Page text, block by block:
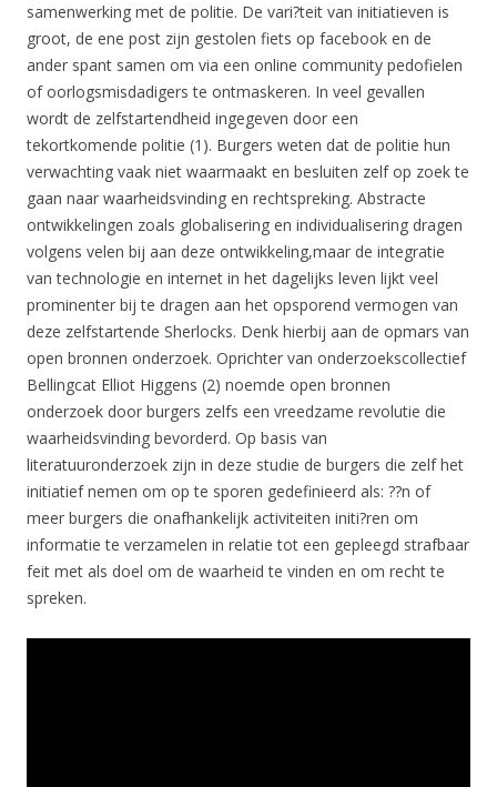
samenwerking met de politie. De vari?teit van initiatieven is
groot, de ene post zijn gestolen fiets op facebook en de
ander spant samen om via een online community pedofielen
of oorlogsmisdadigers te ontmaskeren. In veel gevallen
wordt de zelfstartendheid ingegeven door een
tekortkomende politie (1). Burgers weten dat de politie hun
verwachting vaak niet waarmaakt en besluiten zelf op zoek te
gaan naar waarheidsvinding en rechtspreking. Abstracte
ontwikkelingen zoals globalisering en individualisering dragen
volgens velen bij aan deze ontwikkeling,maar de integratie
van technologie en internet in het dagelijks leven lijkt veel
prominenter bij te dragen aan het opsporend vermogen van
deze zelfstartende Sherlocks. Denk hierbij aan de opmars van
open bronnen onderzoek. Oprichter van onderzoekscollectief
Bellingcat Elliot Higgens (2) noemde open bronnen
onderzoek door burgers zelfs een vreedzame revolutie die
waarheidsvinding bevorderd. Op basis van
literatuuronderzoek zijn in deze studie de burgers die zelf het
initiatief nemen om op te sporen gedefinieerd als: ??n of
meer burgers die onafhankelijk activiteiten initi?ren om
informatie te verzamelen in relatie tot een gepleegd strafbaar
feit met als doel om de waarheid te vinden en om recht te
spreken.